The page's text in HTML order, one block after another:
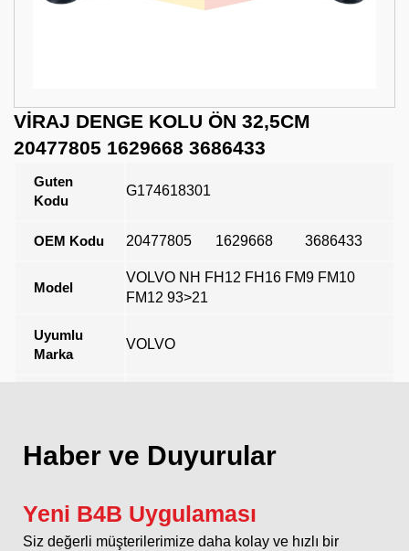
VİRAJ DENGE KOLU ÖN 32,5CM
20477805 1629668 3686433
Guten
Kodu
G174618301
OEM Kodu 20477805 1629668 3686433
Model
VOLVO NH FH12 FH16 FM9 FM10
FM12 93>21
Uyumlu
Marka
VOLVO
Haber ve Duyurular
Yeni B4B Uygulaması
Siz değerli müşterilerimize daha kolay ve hızlı bir